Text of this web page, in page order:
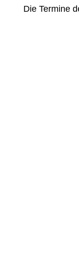
Die Termine